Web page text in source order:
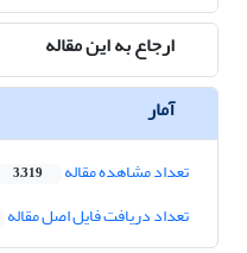
ارجاع به این مقاله
آمار
تعداد مشاهده مقاله 3,319
تعداد دریافت فایل اصل مقاله